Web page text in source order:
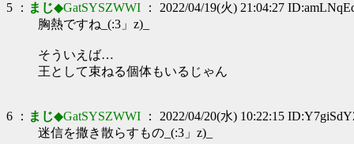
5 ： まじ◆GatSYSZWWI ： 2022/04/19(火) 21:04:27
胸熱ですね_(:3」z)_
そういえば…
王として束ねる個体もいるじゃん
6 ： まじ◆GatSYSZWWI ： 2022/04/20(水) 10:22:15
迷信を撒き散らすもの_(:3」z)_